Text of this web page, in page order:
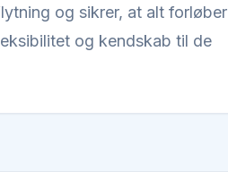
og sikrer, at alt forløber
og kendskab til de